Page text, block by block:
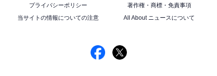
プライバシーポリシー
著作権・商標・免責事項
当サイトの情報についての注意
All About ニュースについて